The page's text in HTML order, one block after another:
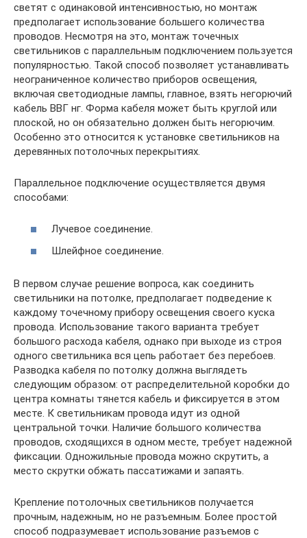
светят с одинаковой интенсивностью, но монтаж
предполагает использование большего количества
проводов. Несмотря на это, монтаж точечных
светильников с параллельным подключением пользуется
популярностью. Такой способ позволяет устанавливать
неограниченное количество приборов освещения,
включая светодиодные лампы, главное, взять негорючий
кабель ВВГ нг. Форма кабеля может быть круглой или
плоской, но он обязательно должен быть негорючим.
Особенно это относится к установке светильников на
деревянных потолочных перекрытиях.
Параллельное подключение осуществляется двумя
способами:
Лучевое соединение.
Шлейфное соединение.
В первом случае решение вопроса, как соединить
светильники на потолке, предполагает подведение к
каждому точечному прибору освещения своего куска
провода. Использование такого варианта требует
большого расхода кабеля, однако при выходе из строя
одного светильника вся цепь работает без перебоев.
Разводка кабеля по потолку должна выглядеть
следующим образом: от распределительной коробки до
центра комнаты тянется кабель и фиксируется в этом
месте. К светильникам провода идут из одной
центральной точки. Наличие большого количества
проводов, сходящихся в одном месте, требует надежной
фиксации. Одножильные провода можно скрутить, а
место скрутки обжать пассатижами и запаять.
Крепление потолочных светильников получается
прочным, надежным, но не разъемным. Более простой
способ подразумевает использование разъемов с